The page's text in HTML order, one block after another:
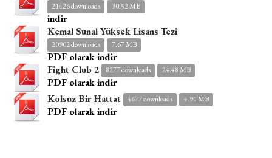
21426 downloads 30.52 MB
indir
Kemal Sunal Yüksek Lisans Tezi
20902 downloads 7.67 MB
PDF olarak indir
Fight Club 2
8277 downloads 24.48 MB
PDF olarak indir
Kolsuz Bir Hattat
4677 downloads 4.91 MB
PDF olarak indir